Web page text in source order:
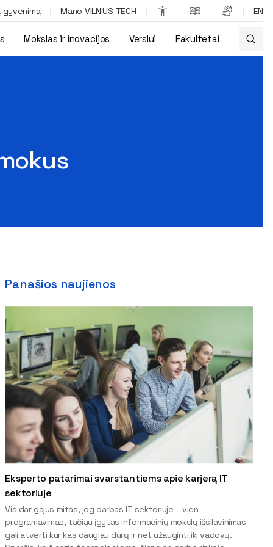
gyvenimą Mano VILNIUS TECH EN
Mokslas ir inovacijos Verslui Fakultetai
Panašios naujienos
Eksperto patarimai svarstantiems apie karjerą IT
sektoriuje
Vis dar gajus mitas, jog darbas IT sektoriuje – vien
programavimas, tačiau įgytas informacinių mokslų išsilavinimas
gali atverti kur kas daugiau durų ir net užauginti iki vadovų.